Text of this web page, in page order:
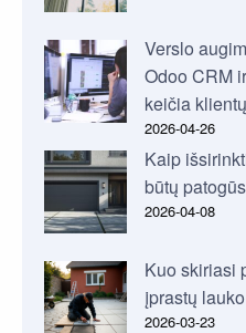
Verslo
Odoo CRM
keičia
2026-04-26
Kaip
būtų
2026-04-08
Kuo skiriasi
įprastų
2026-03-23